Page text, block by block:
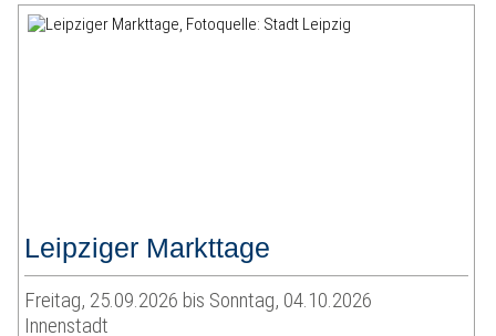
Leipziger Markttage
Freitag, 25.09.2026 bis Sonntag, 04.10.2026
Innenstadt